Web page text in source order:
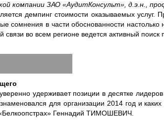
компании ЗАО «АудитКонсульт», д.э.н.,
демпинг стоимости оказываемых
сомнения в части обоснованности
связи во всем регионе ведется активный
удерживает позиции в десятке
для организации 2014 год и
Геннадий ТИМОШЕВИЧ.